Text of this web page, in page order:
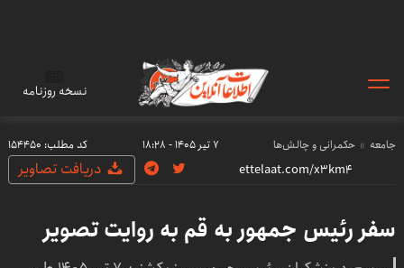
نسخه روزنامه
جامعه حکمرانی و چالش‌ها ۷ تیر ۱۴۰۵ - ۱۸:۲۸ کد مطلب: 154450
دریافت تصاویر
سفر رئیس جمهور به قم به روایت تصویر